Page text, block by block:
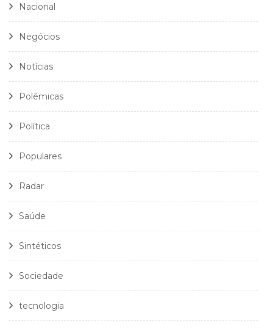
Nacional
Negócios
Notícias
Polêmicas
Política
Populares
Radar
Saúde
Sintéticos
Sociedade
tecnologia